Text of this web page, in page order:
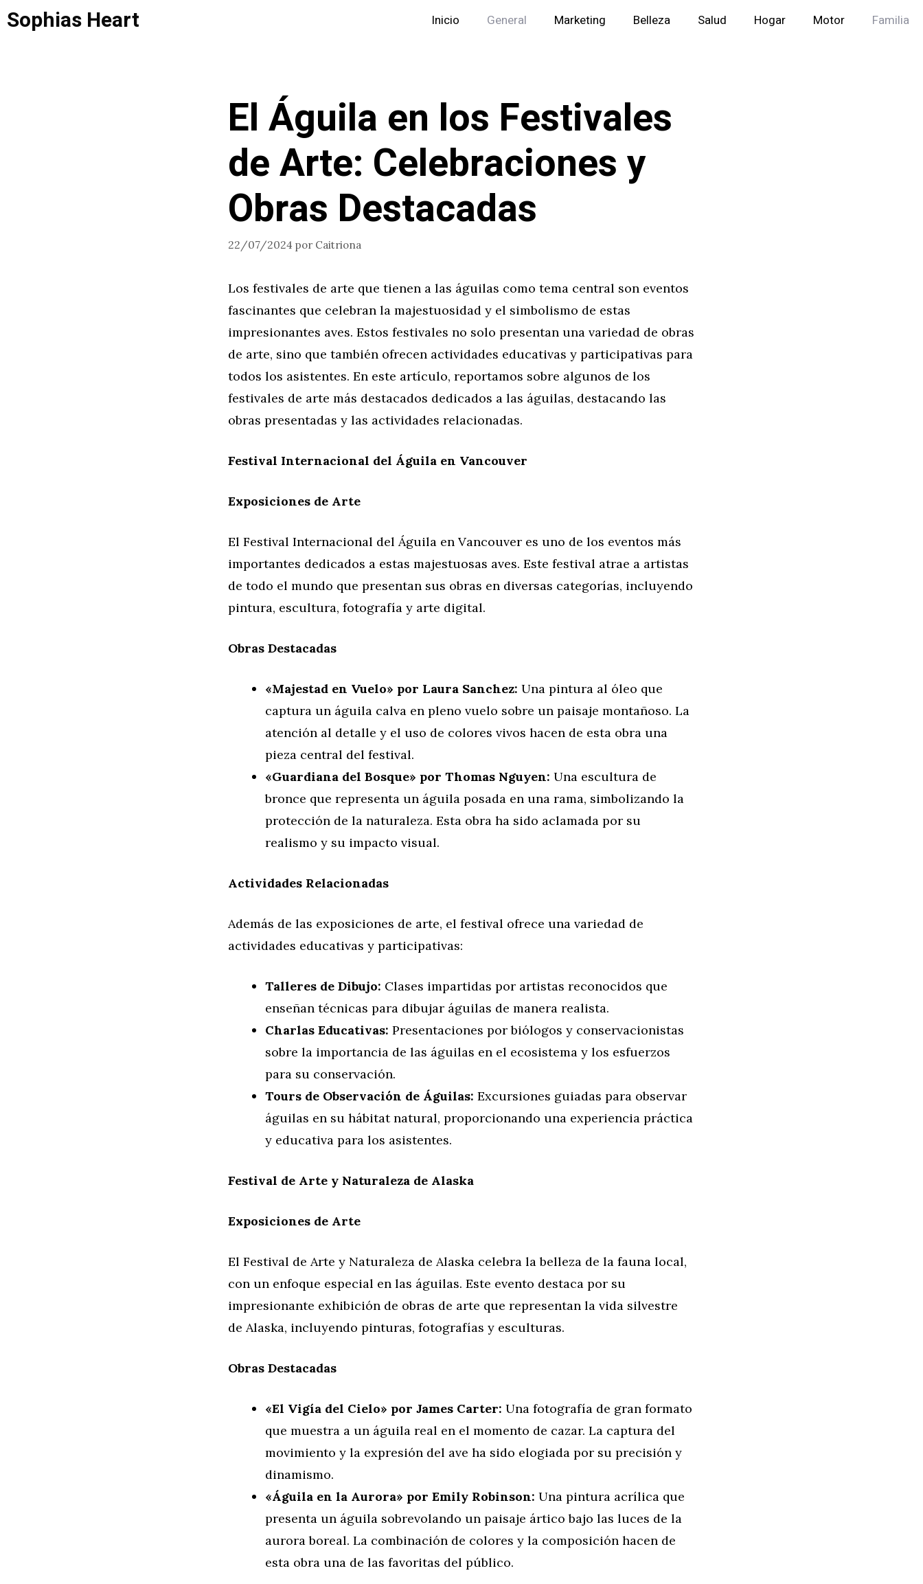
Saltar
Sophias Heart Inicio General Marketing Belleza Salud Hogar Motor Familia
El Águila en los Festivales
de Arte: Celebraciones y
Obras Destacadas
22/07/2024 por Caitriona
Los festivales de arte que tienen a las águilas como tema central son eventos
fascinantes que celebran la majestuosidad y el simbolismo de estas
impresionantes aves. Estos festivales no solo presentan una variedad de obras
de arte, sino que también ofrecen actividades educativas y participativas para
todos los asistentes. En este artículo, reportamos sobre algunos de los
festivales de arte más destacados dedicados a las águilas, destacando las
obras presentadas y las actividades relacionadas.
Festival Internacional del Águila en Vancouver
Exposiciones de Arte
El Festival Internacional del Águila en Vancouver es uno de los eventos más
importantes dedicados a estas majestuosas aves. Este festival atrae a artistas
de todo el mundo que presentan sus obras en diversas categorías, incluyendo
pintura, escultura, fotografía y arte digital.
Obras Destacadas
«Majestad en Vuelo» por Laura Sanchez: Una pintura al óleo que
captura un águila calva en pleno vuelo sobre un paisaje montañoso. La
atención al detalle y el uso de colores vivos hacen de esta obra una
pieza central del festival.
«Guardiana del Bosque» por Thomas Nguyen: Una escultura de
bronce que representa un águila posada en una rama, simbolizando la
protección de la naturaleza. Esta obra ha sido aclamada por su
realismo y su impacto visual.
Actividades Relacionadas
Además de las exposiciones de arte, el festival ofrece una variedad de
actividades educativas y participativas:
Talleres de Dibujo: Clases impartidas por artistas reconocidos que
enseñan técnicas para dibujar águilas de manera realista.
Charlas Educativas: Presentaciones por biólogos y conservacionistas
sobre la importancia de las águilas en el ecosistema y los esfuerzos
para su conservación.
Tours de Observación de Águilas: Excursiones guiadas para observar
águilas en su hábitat natural, proporcionando una experiencia práctica
y educativa para los asistentes.
Festival de Arte y Naturaleza de Alaska
Exposiciones de Arte
El Festival de Arte y Naturaleza de Alaska celebra la belleza de la fauna local,
con un enfoque especial en las águilas. Este evento destaca por su
impresionante exhibición de obras de arte que representan la vida silvestre
de Alaska, incluyendo pinturas, fotografías y esculturas.
Obras Destacadas
«El Vigía del Cielo» por James Carter: Una fotografía de gran formato
que muestra a un águila real en el momento de cazar. La captura del
movimiento y la expresión del ave ha sido elogiada por su precisión y
dinamismo.
«Águila en la Aurora» por Emily Robinson: Una pintura acrílica que
presenta un águila sobrevolando un paisaje ártico bajo las luces de la
aurora boreal. La combinación de colores y la composición hacen de
esta obra una de las favoritas del público.